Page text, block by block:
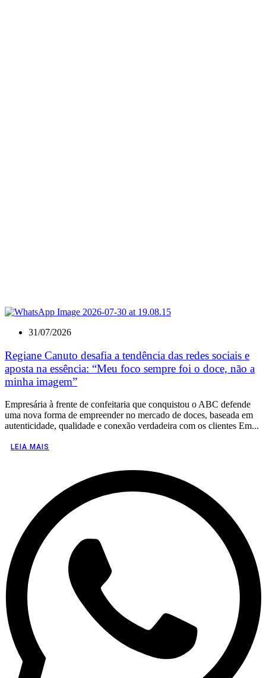
31/07/2026
Regiane Canuto desafia a tendência das redes sociais e
aposta na essência: “Meu foco sempre foi o doce, não a
minha imagem”
Empresária à frente de confeitaria que conquistou o ABC defende
uma nova forma de empreender no mercado de doces, baseada em
autenticidade, qualidade e conexão verdadeira com os clientes Em...
LEIA MAIS